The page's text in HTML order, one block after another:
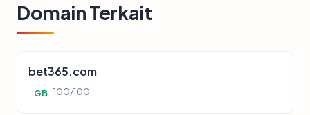
Domain Terkait
bet365.com
GB 100/100